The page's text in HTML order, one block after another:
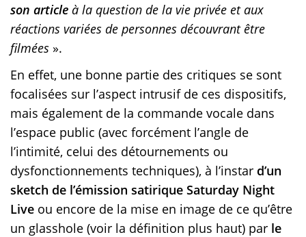
son article à la question de la vie privée et aux
réactions variées de personnes découvrant être
filmées ».
En effet, une bonne partie des critiques se sont
focalisées sur l’aspect intrusif de ces dispositifs,
mais également de la commande vocale dans
l’espace public (avec forcément l’angle de
l’intimité, celui des détournements ou
dysfonctionnements techniques), à l’instar d’un
sketch de l’émission satirique Saturday Night
Live ou encore de la mise en image de ce qu’être
un glasshole (voir la définition plus haut) par le